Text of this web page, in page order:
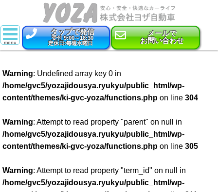
タップで発信
受付 9:00～18:30
定休日:毎週水曜日
メールで
お問い合わせ
新車
特選中古車
車検
点検・整備
コーティング
Warning: Undefined array key 0 in
/home/gvc5/yozajidousya.ryukyu/public_html/wp-
content/themes/ki-gvc-yoza/functions.php on line 304
Warning: Attempt to read property "parent" on null in
/home/gvc5/yozajidousya.ryukyu/public_html/wp-
content/themes/ki-gvc-yoza/functions.php on line 305
Warning: Attempt to read property "term_id" on null in
/home/gvc5/yozajidousya.ryukyu/public_html/wp-